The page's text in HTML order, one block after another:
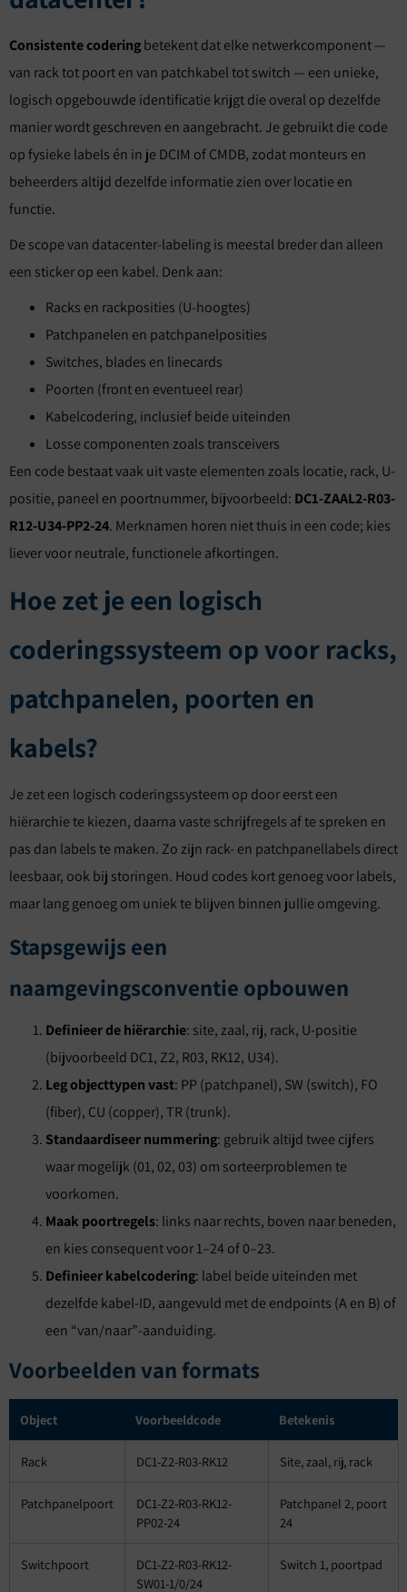
Consistente coderingbetekent dat elke netwerkcomponent —
van rack tot poort en van patchkabel tot switch — een unieke,
logisch opgebouwde identificatie krijgt die overal op dezelfde
manier wordt geschreven en aangebracht. Je gebruikt die code
op fysieke labels én in je DCIM of CMDB, zodat monteurs en
beheerders altijd dezelfde informatie zien over locatie en
functie.
De scope van datacenter-labeling is meestal breder dan alleen
een sticker op een kabel. Denk aan:
Racks en rackposities (U-hoogtes)
Patchpanelen en patchpanelposities
Switches, blades en linecards
Poorten (front en eventueel rear)
Kabelcodering, inclusief beide uiteinden
Losse componenten zoals transceivers
Een code bestaat vaak uit vaste elementen zoals locatie, rack, U-
positie, paneel en poortnummer, bijvoorbeeld: DC1-ZAAL2-R03-
R12-U34-PP2-24. Merknamen horen niet thuis in een code; kies
liever voor neutrale, functionele afkortingen.
Hoe zet je een logisch
coderingssysteem op voor racks,
patchpanelen, poorten en
kabels?
Je zet een logisch coderingssysteem op door eerst een
hiërarchie te kiezen, daarna vaste schrijfregels af te spreken en
pas dan labels te maken. Zo zijn rack- en patchpanellabels direct
leesbaar, ook bij storingen. Houd codes kort genoeg voor labels,
maar lang genoeg om uniek te blijven binnen jullie omgeving.
Stapsgewijs een
naamgevingsconventie opbouwen
Definieer de hiërarchie: site, zaal, rij, rack, U-positie
(bijvoorbeeld DC1, Z2, R03, RK12, U34).
Leg objecttypen vast: PP (patchpanel), SW (switch), FO
(fiber), CU (copper), TR (trunk).
Standaardiseer nummering: gebruik altijd twee cijfers
waar mogelijk (01, 02, 03) om sorteerproblemen te
voorkomen.
Maak poortregels: links naar rechts, boven naar beneden,
en kies consequent voor 1–24 of 0–23.
Definieer kabelcodering: label beide uiteinden met
dezelfde kabel-ID, aangevuld met de endpoints (A en B) of
een “van/naar”-aanduiding.
Voorbeelden van formats
Object Voorbeeldcode Betekenis
Rack DC1-Z2-R03-RK12 Site, zaal, rij, rack
Patchpanelpoort
DC1-Z2-R03-RK12-
PP02-24
Patchpanel 2, poort
24
Switchpoort
DC1-Z2-R03-RK12-
SW01-1/0/24
Switch 1, poortpad